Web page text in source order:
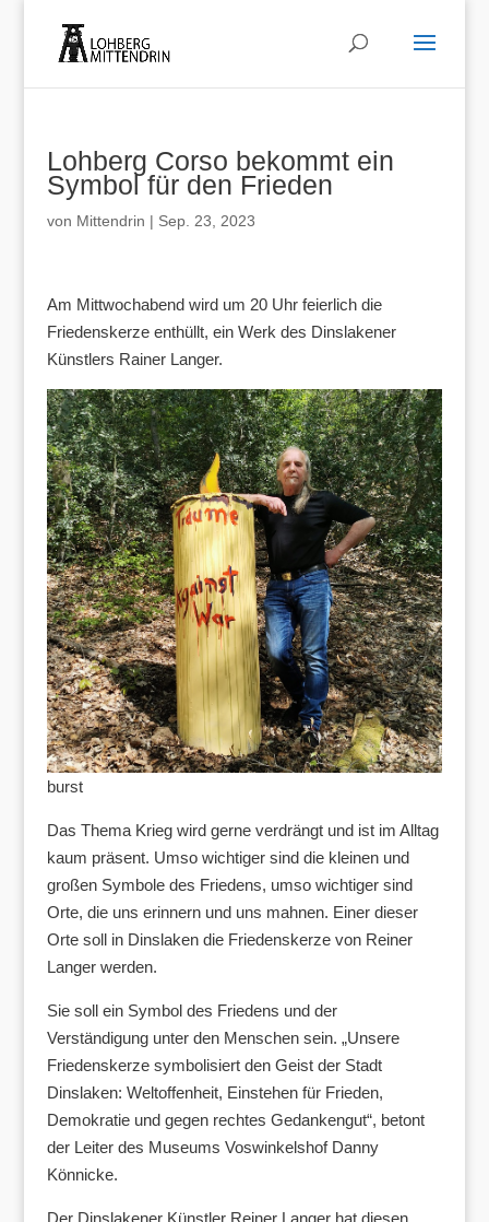
Lohberg Corso bekommt ein
Symbol für den Frieden
von Mittendrin | Sep. 23, 2023
Am Mittwochabend wird um 20 Uhr feierlich die
Friedenskerze enthüllt, ein Werk des Dinslakener
Künstlers Rainer Langer.
burst
Das Thema Krieg wird gerne verdrängt und ist im Alltag
kaum präsent. Umso wichtiger sind die kleinen und
großen Symbole des Friedens, umso wichtiger sind
Orte, die uns erinnern und uns mahnen. Einer dieser
Orte soll in Dinslaken die Friedenskerze von Reiner
Langer werden.
Sie soll ein Symbol des Friedens und der
Verständigung unter den Menschen sein. „Unsere
Friedenskerze symbolisiert den Geist der Stadt
Dinslaken: Weltoffenheit, Einstehen für Frieden,
Demokratie und gegen rechtes Gedankengut“, betont
der Leiter des Museums Voswinkelshof Danny
Könnicke.